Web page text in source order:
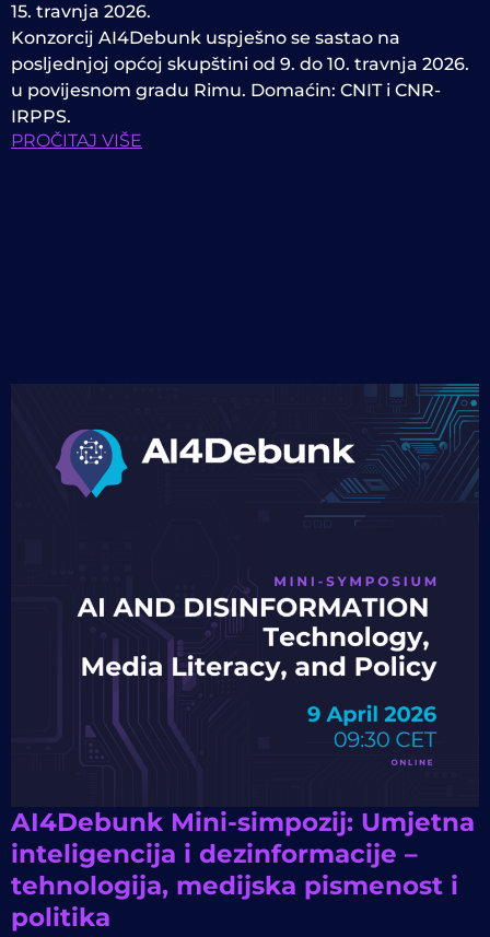
15. travnja 2026.
Konzorcij AI4Debunk uspješno se sastao na
posljednjoj općoj skupštini od 9. do 10. travnja 2026.
u povijesnom gradu Rimu. Domaćin: CNIT i CNR-
IRPPS.
PROČITAJ VIŠE
AI4Debunk Mini-simpozij: Umjetna
inteligencija i dezinformacije –
tehnologija, medijska pismenost i
politika